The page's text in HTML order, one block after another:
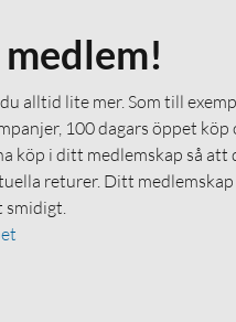
medlem!
alltid lite mer. Som till
100 dagars öppet köp
köp i ditt medlemskap så att
returer. Ditt